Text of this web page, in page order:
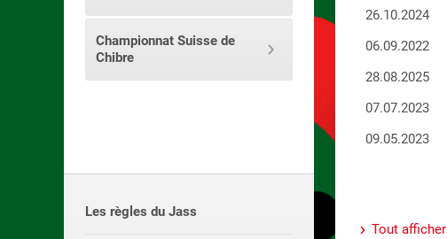
Championnat Suisse de
Chibre
Les règles du Jass
26.10.2024
06.09.2022
28.08.2025
07.07.2023
09.05.2023
Tout afficher